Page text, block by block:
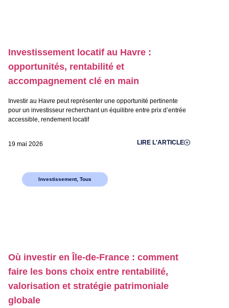
Investissement locatif au Havre :
opportunités, rentabilité et
accompagnement clé en main
Investir au Havre peut représenter une opportunité pertinente
pour un investisseur recherchant un équilibre entre prix d’entrée
accessible, rendement locatif
19 mai 2026 LIRE L'ARTICLE
Investissement, Tous
Où investir en Île-de-France : comment
faire les bons choix entre rentabilité,
valorisation et stratégie patrimoniale
globale